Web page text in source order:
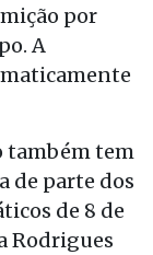
por
A
também tem
de parte dos
de 8 de
Rodrigues